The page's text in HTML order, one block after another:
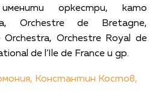
оркестри, като
Orchestre de Bretagne,
Orchestra, Orchestre Royal de
de l’Ile de France и др.
Константин Костов,